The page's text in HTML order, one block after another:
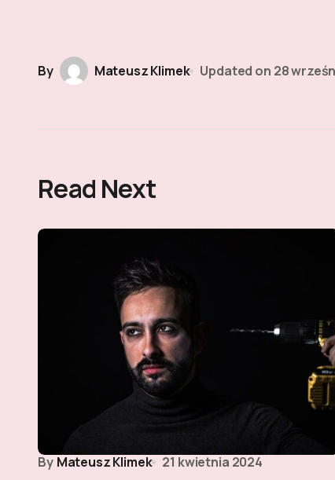
By Mateusz Klimek Updated on 28
Read Next
By Mateusz Klimek 21 kwietnia 2024